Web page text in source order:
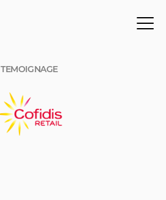
TEMOIGNAGE